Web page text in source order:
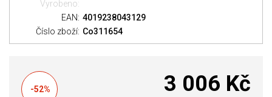
Vyrobeno:
EAN: 4019238043129
Číslo zboží: Co311654
-52% 3 006 Kč